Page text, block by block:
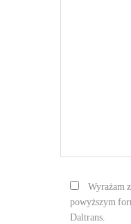
Wyrażam
powyższym
Daltrans.